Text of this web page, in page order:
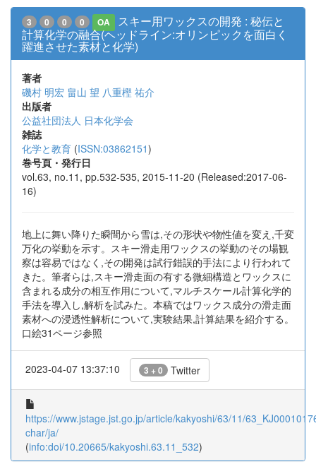
3 0 0 0 OA
スキー用ワックスの開発 : 秘伝と
計算化学の融合(ヘッドライン:オリンピックを面白く
躍進させた素材と化学)
著者
磯村 明宏 畠山 望 八重樫 祐介
出版者
公益社団法人 日本化学会
雑誌
化学と教育 (ISSN:03862151)
巻号頁・発行日
vol.63, no.11, pp.532-535, 2015-11-20 (Released:2017-06-
16)
地上に舞い降りた瞬間から雪は,その形状や物性値を変え,千変
万化の挙動を示す。スキー滑走用ワックスの挙動のその場観
察は容易ではなく,その開発は試行錯誤的手法により行われて
きた。筆者らは,スキー滑走面の有する微細構造とワックスに
含まれる成分の相互作用について,マルチスケール計算化学的
手法を導入し,解析を試みた。本稿ではワックス成分の滑走面
素材への浸透性解析について,実験結果,計算結果を紹介する。
口絵31ページ参照
2023-04-07 13:37:10 3 + 0 Twitter
https://www.jstage.jst.go.jp/article/kakyoshi/63/11/
char/ja/
(info:doi/10.20665/kakyoshi.63.11_532)